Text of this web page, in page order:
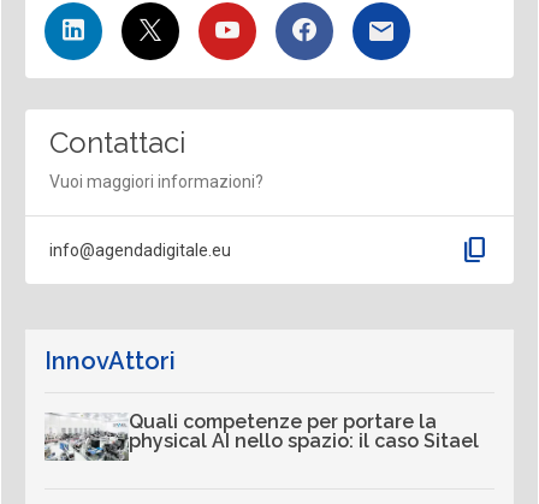
Contattaci
Vuoi maggiori informazioni?
info@agendadigitale.eu content_copy
InnovAttori
Quali competenze per portare la
physical AI nello spazio: il caso Sitael